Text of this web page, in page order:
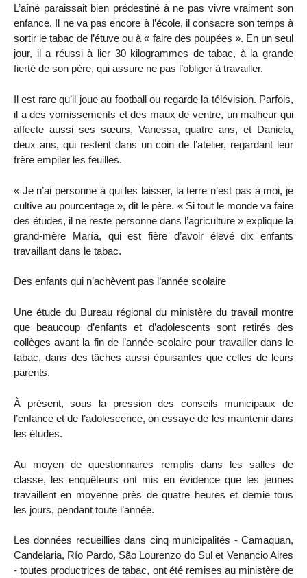
L’aîné paraissait bien prédestiné à ne pas vivre vraiment son
enfance. Il ne va pas encore à l’école, il consacre son temps à
sortir le tabac de l’étuve ou à « faire des poupées ». En un seul
jour, il a réussi à lier 30 kilogrammes de tabac, à la grande
fierté de son père, qui assure ne pas l’obliger à travailler.
Il est rare qu’il joue au football ou regarde la télévision. Parfois,
il a des vomissements et des maux de ventre, un malheur qui
affecte aussi ses sœurs, Vanessa, quatre ans, et Daniela,
deux ans, qui restent dans un coin de l’atelier, regardant leur
frère empiler les feuilles.
« Je n’ai personne à qui les laisser, la terre n’est pas à moi, je
cultive au pourcentage », dit le père. « Si tout le monde va faire
des études, il ne reste personne dans l’agriculture » explique la
grand-mère María, qui est fière d’avoir élevé dix enfants
travaillant dans le tabac.
Des enfants qui n’achèvent pas l’année scolaire
Une étude du Bureau régional du ministère du travail montre
que beaucoup d’enfants et d’adolescents sont retirés des
collèges avant la fin de l’année scolaire pour travailler dans le
tabac, dans des tâches aussi épuisantes que celles de leurs
parents.
À présent, sous la pression des conseils municipaux de
l’enfance et de l’adolescence, on essaye de les maintenir dans
les études.
Au moyen de questionnaires remplis dans les salles de
classe, les enquêteurs ont mis en évidence que les jeunes
travaillent en moyenne près de quatre heures et demie tous
les jours, pendant toute l’année.
Les données recueillies dans cinq municipalités - Camaquan,
Candelaria, Río Pardo, São Lourenzo do Sul et Venancio Aires
- toutes productrices de tabac, ont été remises au ministère de